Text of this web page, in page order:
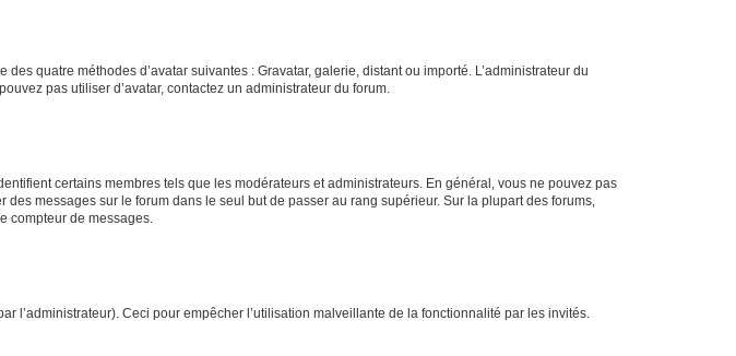
quatre méthodes d’avatar suivantes : Gravatar, galerie, distant ou importé. L’administrateur du
pas utiliser d’avatar, contactez un administrateur du forum.
certains membres tels que les modérateurs et administrateurs. En général, vous ne pouvez pas
messages sur le forum dans le seul but de passer au rang supérieur. Sur la plupart des forums,
compteur de messages.
l’administrateur). Ceci pour empêcher l’utilisation malveillante de la fonctionnalité par les invités.